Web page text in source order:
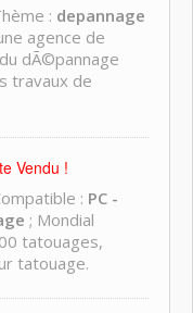
: depannage
agence de
dÃ©pannage
travaux de
Vendu !
: PC -
; Mondial
tatouages,
tatouage.